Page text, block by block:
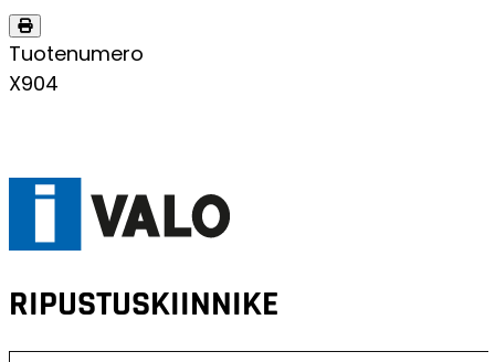
Tuotenumero
X904
RIPUSTUSKIINNIKE